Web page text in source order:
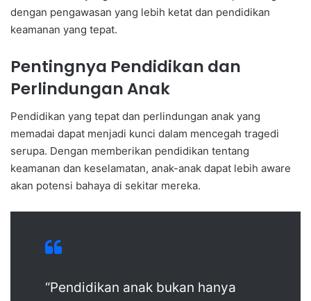
dengan pengawasan yang lebih ketat dan pendidikan
keamanan yang tepat.
Pentingnya Pendidikan dan
Perlindungan Anak
Pendidikan yang tepat dan perlindungan anak yang
memadai dapat menjadi kunci dalam mencegah tragedi
serupa. Dengan memberikan pendidikan tentang
keamanan dan keselamatan, anak-anak dapat lebih aware
akan potensi bahaya di sekitar mereka.
“Pendidikan anak bukan hanya